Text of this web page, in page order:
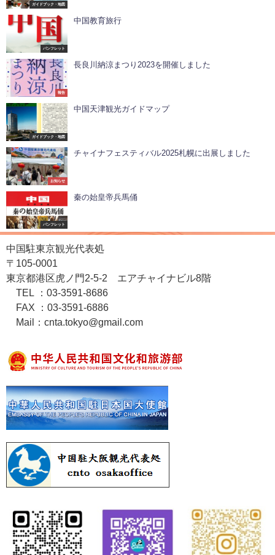
ガイドブック・地図
パンフレット
中国教育旅行
報告
長良川納涼まつり2023を開催しました
ガイドブック・地図
中国天津観光ガイドマップ
お知らせ
チャイナフェスティバル2025札幌に出展しました
パンフレット
秦の始皇帝兵馬俑
中国駐東京観光代表処
〒105-0001
東京都港区虎ノ門2-5-2 エアチャイナビル8階
TEL ：03-3591-8686
FAX ：03-3591-6886
Mail：cnta.tokyo@gmail.com